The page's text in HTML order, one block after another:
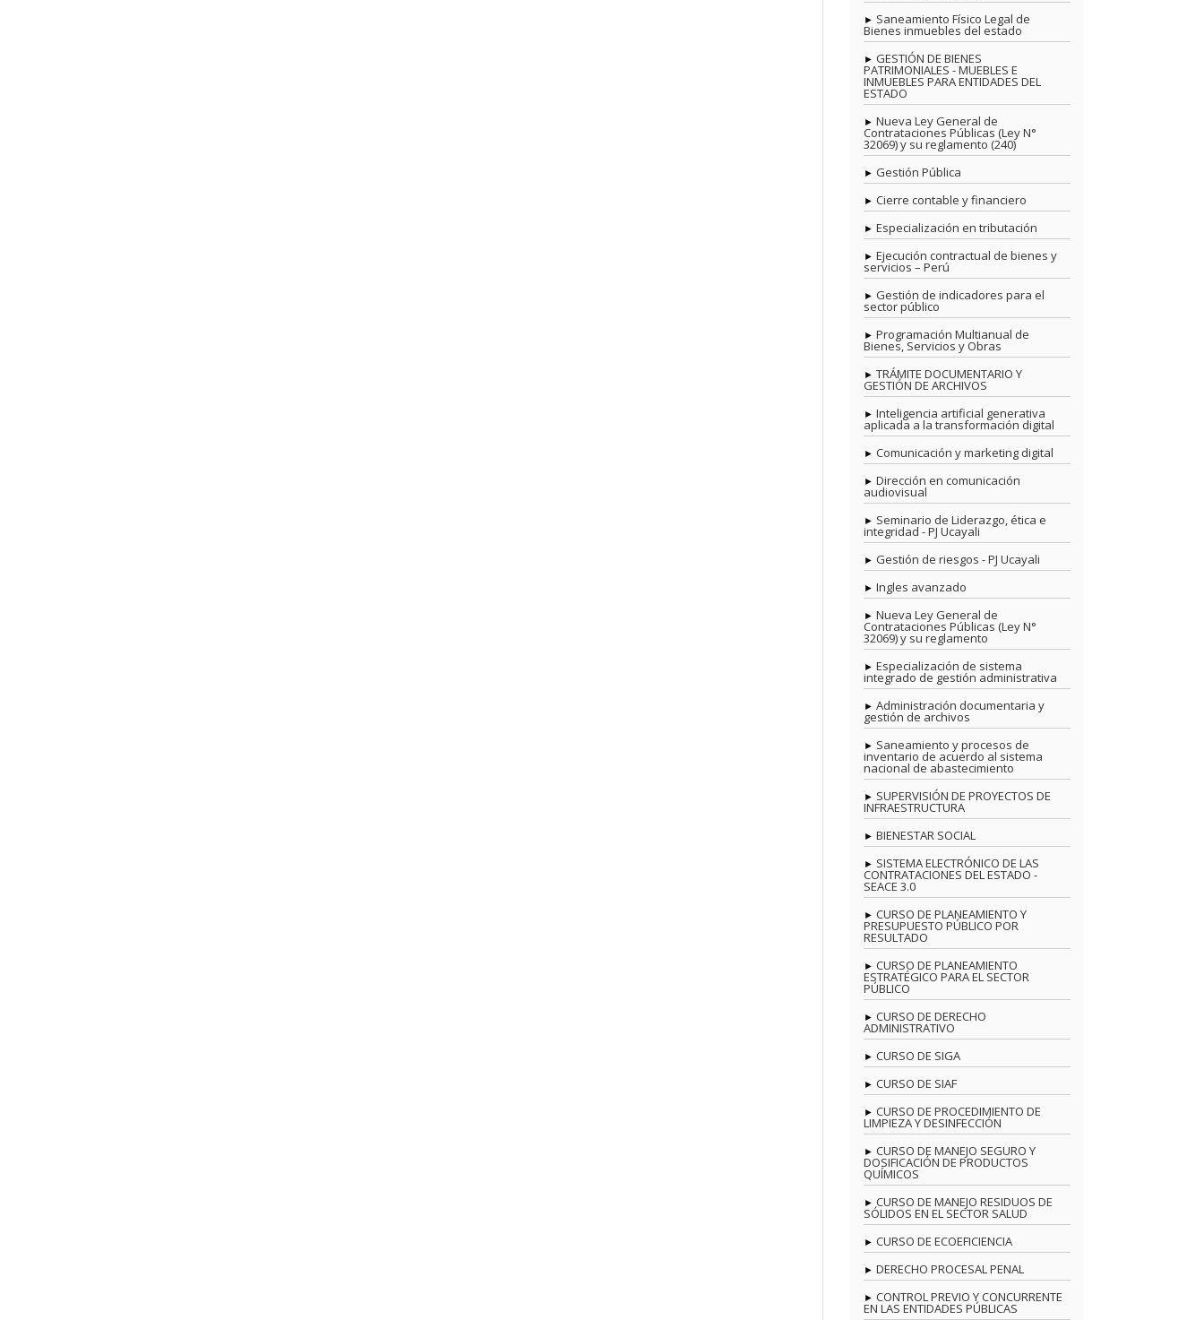
Saneamiento Físico Legal de
Bienes inmuebles del estado
GESTIÓN DE BIENES
PATRIMONIALES - MUEBLES E
INMUEBLES PARA ENTIDADES DEL
ESTADO
Nueva Ley General de
Contrataciones Públicas (Ley N°
32069) y su reglamento (240)
Gestión Pública
Cierre contable y financiero
Especialización en tributación
Ejecución contractual de bienes y
servicios – Perú
Gestión de indicadores para el
sector público
Programación Multianual de
Bienes, Servicios y Obras
TRÁMITE DOCUMENTARIO Y
GESTIÓN DE ARCHIVOS
Inteligencia artificial generativa
aplicada a la transformación digital
Comunicación y marketing digital
Dirección en comunicación
audiovisual
Seminario de Liderazgo, ética e
integridad - PJ Ucayali
Gestión de riesgos - PJ Ucayali
Ingles avanzado
Nueva Ley General de
Contrataciones Públicas (Ley N°
32069) y su reglamento
Especialización de sistema
integrado de gestión administrativa
Administración documentaria y
gestión de archivos
Saneamiento y procesos de
inventario de acuerdo al sistema
nacional de abastecimiento
SUPERVISIÓN DE PROYECTOS DE
INFRAESTRUCTURA
BIENESTAR SOCIAL
SISTEMA ELECTRÓNICO DE LAS
CONTRATACIONES DEL ESTADO -
SEACE 3.0
CURSO DE PLANEAMIENTO Y
PRESUPUESTO PÚBLICO POR
RESULTADO
CURSO DE PLANEAMIENTO
ESTRATÉGICO PARA EL SECTOR
PÚBLICO
CURSO DE DERECHO
ADMINISTRATIVO
CURSO DE SIGA
CURSO DE SIAF
CURSO DE PROCEDIMIENTO DE
LIMPIEZA Y DESINFECCIÓN
CURSO DE MANEJO SEGURO Y
DOSIFICACIÓN DE PRODUCTOS
QUÍMICOS
CURSO DE MANEJO RESIDUOS DE
SÓLIDOS EN EL SECTOR SALUD
CURSO DE ECOEFICIENCIA
DERECHO PROCESAL PENAL
CONTROL PREVIO Y CONCURRENTE
EN LAS ENTIDADES PÚBLICAS